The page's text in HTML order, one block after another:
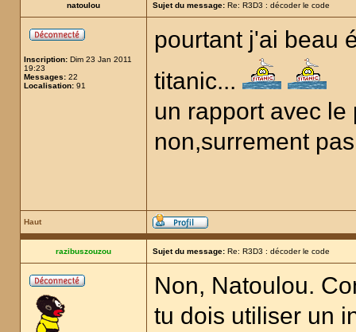
natoulou Sujet du message: Re: R3D3 : décoder le code
Inscription: Dim 23 Jan 2011
19:23
Messages: 22
Localisation: 91
pourtant j'ai beau
titanic...
un rapport avec
non,surrement
Haut
razibuszouzou Sujet du message: Re: R3D3 : décoder le code
Non, Natoulou.
tu dois utiliser un